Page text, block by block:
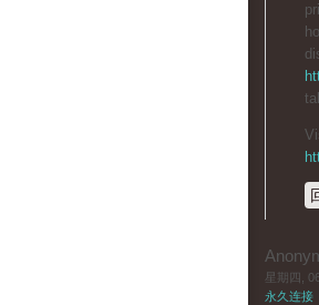
星期四,
永久连接